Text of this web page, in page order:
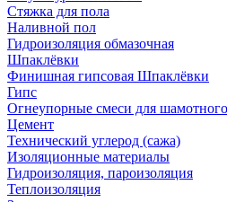
Стяжка для пола
Наливной пол
Гидроизоляция обмазочная
Шпаклёвки
Финишная гипсовая Шпаклёвки
Гипс
Огнеупорные смеси для
Цемент
Технический углерод (сажа)
Изоляционные материалы
Гидроизоляция, пароизоляция
Теплоизоляция